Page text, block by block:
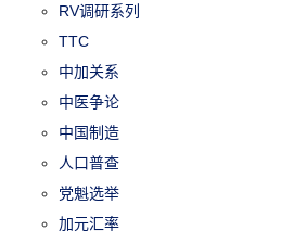
RV调研系列
TTC
中加关系
中医争论
中国制造
人口普查
党魁选举
加元汇率